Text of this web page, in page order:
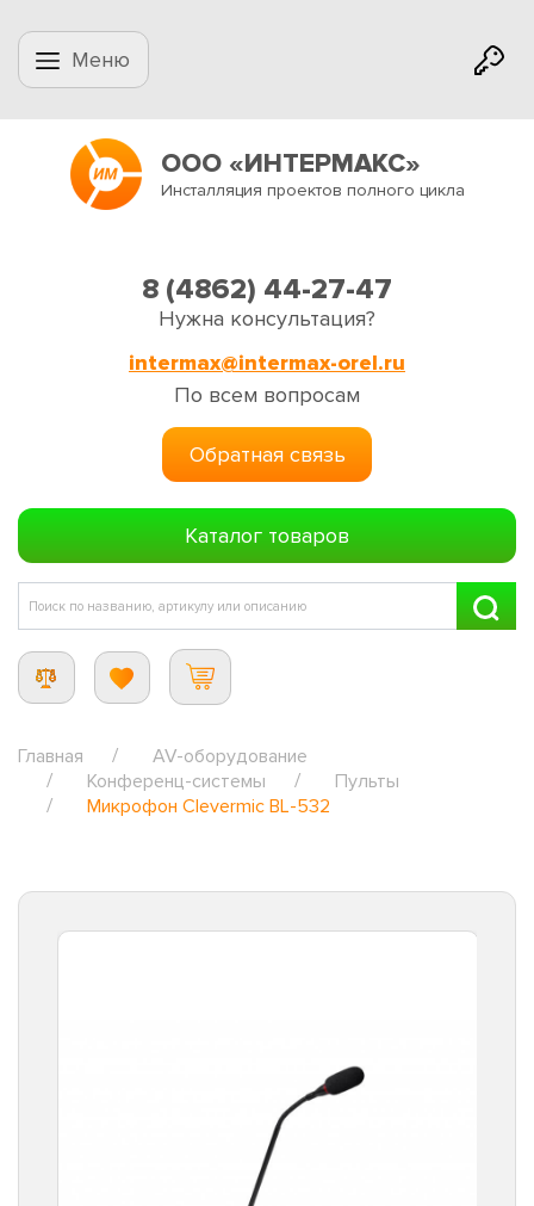
Меню
ООО «ИНТЕРМАКС»
Инсталляция проектов полного цикла
8 (4862) 44-27-47
Нужна консультация?
intermax@intermax-orel.ru
По всем вопросам
Обратная связь
Каталог товаров
Главная
AV-оборудование
Конференц-системы
Пульты
Микрофон Сlevermic BL-532